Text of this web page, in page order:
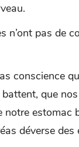
n’ont pas de
conscience
que
notre estomac
déverse des